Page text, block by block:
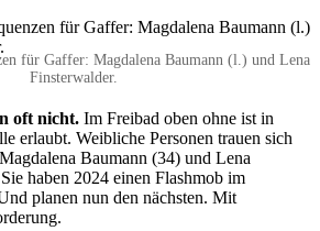
für Gaffer: Magdalena Baumann (l.) und Lena
Finsterwalder.
oft nicht. Im Freibad oben ohne ist in
erlaubt. Weibliche Personen trauen sich
Baumann (34) und Lena
haben 2024 einen Flash­mob im
planen nun den nächsten. Mit